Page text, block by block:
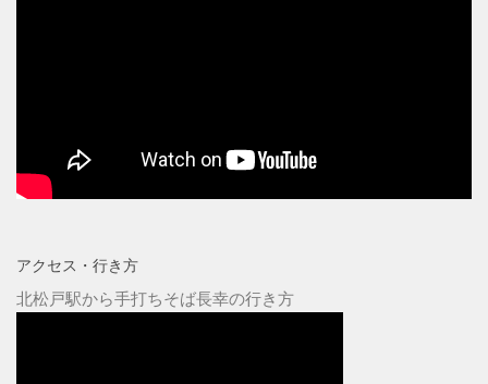
アクセス・行き方
北松戸駅から手打ちそば長幸の行き方